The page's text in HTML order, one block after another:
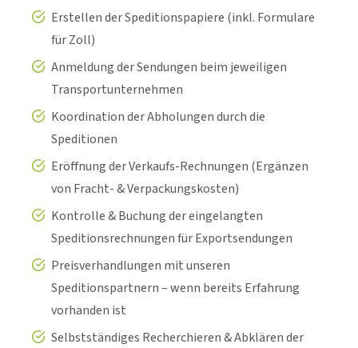
Erstellen der Speditionspapiere (inkl. Formulare
für Zoll)
Anmeldung der Sendungen beim jeweiligen
Transportunternehmen
Koordination der Abholungen durch die
Speditionen
Eröffnung der Verkaufs-Rechnungen (Ergänzen
von Fracht- & Verpackungskosten)
Kontrolle & Buchung der eingelangten
Speditionsrechnungen für Exportsendungen
Preisverhandlungen mit unseren
Speditionspartnern – wenn bereits Erfahrung
vorhanden ist
Selbstständiges Recherchieren & Abklären der